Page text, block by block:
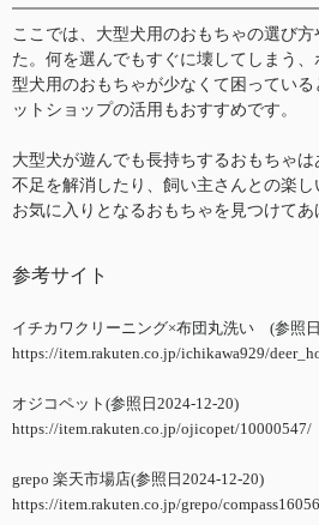
ここでは、大型犬用のおもちゃの選び
た。何を選んでもすぐに壊してしまう
型犬用のおもちゃが少なくて困ってい
ットショップの活用もおすすめです。
大型犬が遊んでも長持ちするおもちゃ
不足を解消したり、飼い主さんとの楽し
お気に入りとなるおもちゃを見つけてあ
参考サイト
イチカワクリーニング×布団丸洗い (参照
https://item.rakuten.co.jp/ichikawa929/
オジコペット(参照日2024-12-20)
https://item.rakuten.co.jp/ojicopet/10000547/
grepo 楽天市場店(参照日2024-12-20)
https://item.rakuten.co.jp/grepo/